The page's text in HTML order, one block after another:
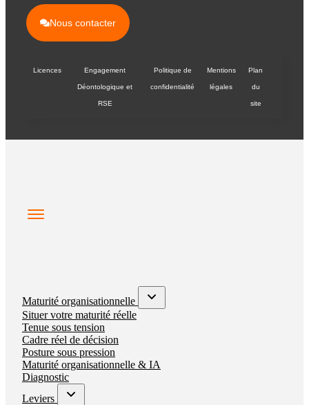
Nous contacter
Licences Engagement
Déontologique et
RSE
Politique de
confidentialité
Mentions
légales
Plan
du
site
Maturité organisationnelle
Situer votre maturité réelle
Tenue sous tension
Cadre réel de décision
Posture sous pression
Maturité organisationnelle & IA
Diagnostic
Leviers